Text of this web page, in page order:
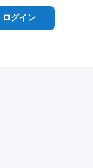
ログイン